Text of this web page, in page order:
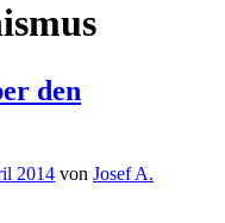
den
2014 von Josef A.